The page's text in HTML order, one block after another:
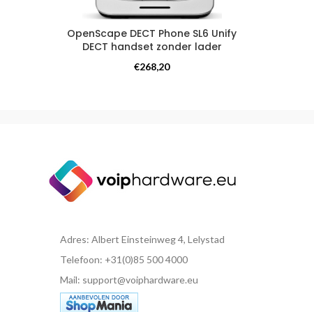
OpenScape DECT Phone SL6 Unify
DECT handset zonder lader
DECT-telefoon
€268,20
Adres: Albert Einsteinweg 4, Lelystad
Telefoon: +31(0)85 500 4000
Mail: support@voiphardware.eu